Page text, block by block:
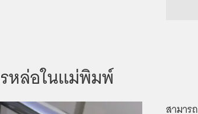
หล่อในแม่พิมพ์
สามาร